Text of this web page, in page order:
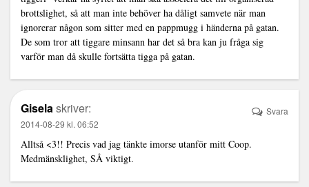
brottslighet, så att man inte behöver ha dåligt samvete när man
ignorerar någon som sitter med en pappmugg i händerna på gatan.
De som tror att tiggare minsann har det så bra kan ju fråga sig
varför man då skulle fortsätta tigga på gatan.
Giselaskriver:
2014-08-29 kl. 06:52
Alltså <3!! Precis vad jag tänkte imorse utanför mitt Coop.
Medmänsklighet, SÅ viktigt.
Svara